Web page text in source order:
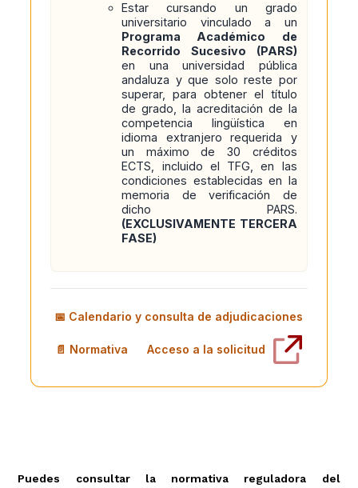
Estar cursando un grado
universitario vinculado a un
Programa Académico de
Recorrido Sucesivo (PARS)
en una universidad pública
andaluza y que solo reste por
superar, para obtener el título
de grado, la acreditación de la
competencia lingüística en
idioma extranjero requerida y
un máximo de 30 créditos
ECTS, incluido el TFG, en las
condiciones establecidas en la
memoria de verificación de
dicho PARS.
(EXCLUSIVAMENTE TERCERA
FASE)
📅 Calendario y consulta de adjudicaciones
📄 NormativaAcceso a la solicitud
Puedes consultar la normativa reguladora del